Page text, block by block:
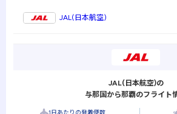
JAL(日本航空)
JAL(日本航空)の
与那国から那覇のフライト